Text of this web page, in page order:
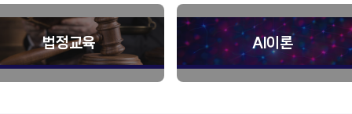
법정교육 AI이론